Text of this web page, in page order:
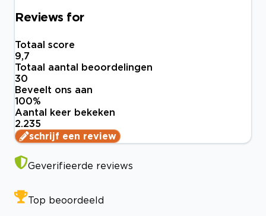
Reviews for
Totaal score
9,7
Totaal aantal beoordelingen
30
Beveelt ons aan
100%
Aantal keer bekeken
2.235
schrijf een review
Geverifieerde reviews
Top beoordeeld